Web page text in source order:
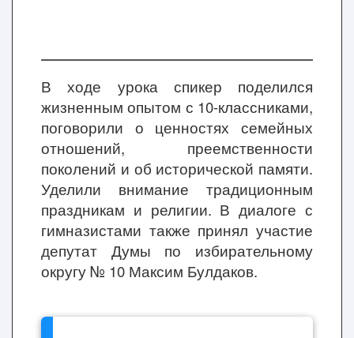
В ходе урока спикер поделился
жизненным опытом с 10-классниками,
поговорили о ценностях семейных
отношений, преемственности
поколений и об исторической памяти.
Уделили внимание традиционным
праздникам и религии. В диалоге с
гимназистами также принял участие
депутат Думы по избирательному
округу № 10 Максим Булдаков.